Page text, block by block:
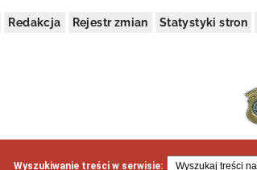
Redakcja Rejestr zmian Statystyki stron
Wyszukiwanie treści w serwisie: